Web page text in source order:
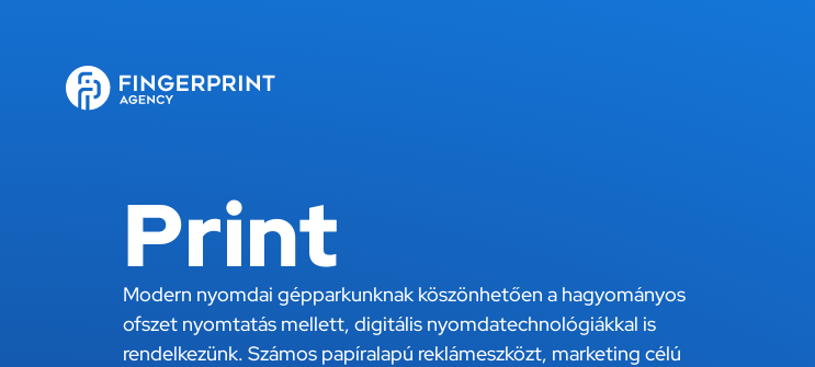
Print
Modern nyomdai gépparkunknak köszönhetően a hagyományos
ofszet nyomtatás mellett, digitális nyomdatechnológiákkal is
rendelkezünk. Számos papíralapú reklámeszközt, marketing célú